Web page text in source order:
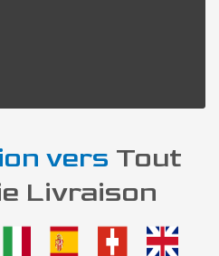
vers Tout
Livraison